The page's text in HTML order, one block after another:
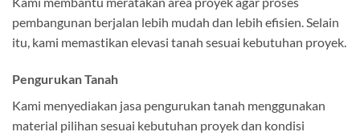
pembangunan berjalan lebih mudah dan lebih efisien. Selain
itu, kami memastikan elevasi tanah sesuai kebutuhan proyek.
Pengurukan Tanah
Kami menyediakan jasa pengurukan tanah menggunakan
material pilihan sesuai kebutuhan proyek dan kondisi